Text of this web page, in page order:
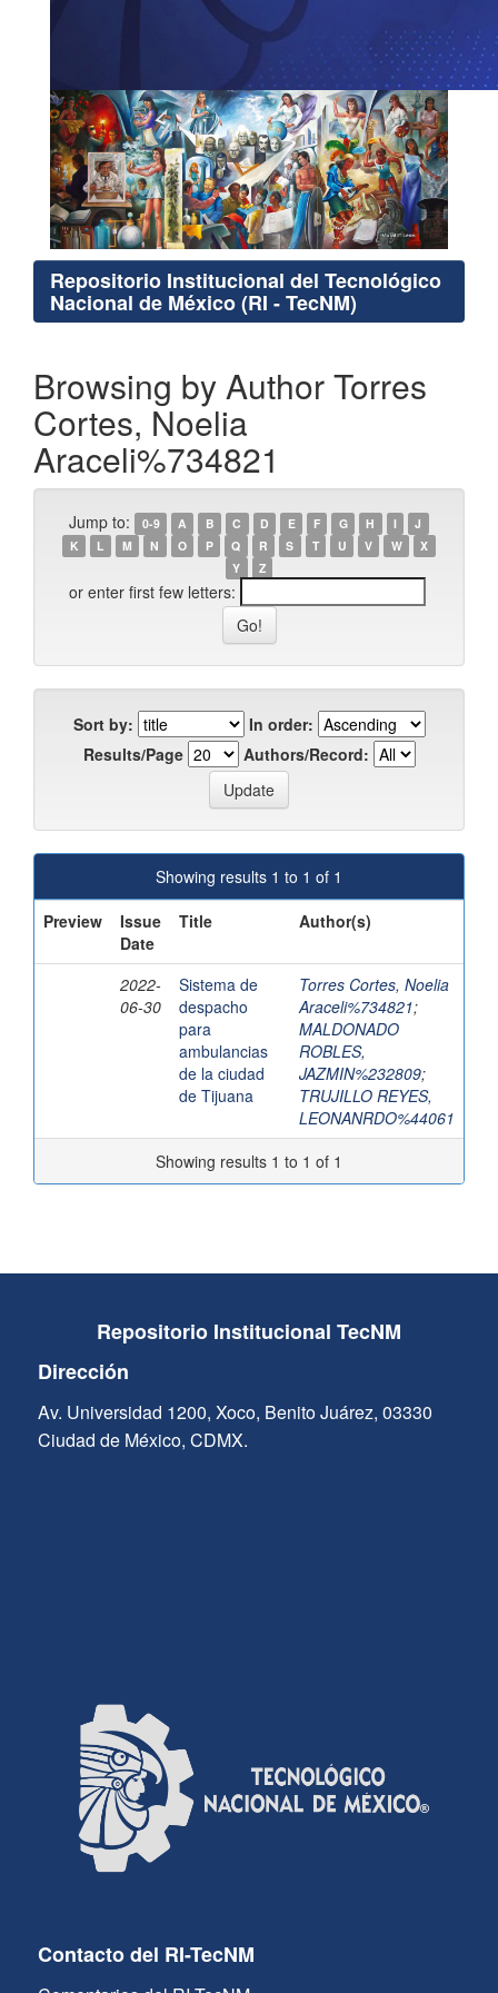
Repositorio Institucional del Tecnológico
Nacional de México (RI - TecNM)
Browsing by Author Torres
Cortes, Noelia
Araceli%734821
Jump to: 0-9 A B C D E F G H I
J
K
L M N O P Q R S T U V W
X
Y
Z
or enter first few letters:
Sort by:
In order:
Results/Page
Authors/Record:
Showing results 1 to 1 of 1
Preview
Issue
Date
Title Author(s)
2022-
06-30
Sistema de
despacho
para
ambulancias
de la ciudad
de Tijuana
Torres Cortes, Noelia
Araceli%734821;
MALDONADO
ROBLES,
JAZMIN%232809;
TRUJILLO REYES,
LEONANRDO%44061
Showing results 1 to 1 of 1
Repositorio Institucional TecNM
Dirección
Av. Universidad 1200, Xoco, Benito Juárez, 03330
Ciudad de México, CDMX.
Contacto del RI-TecNM